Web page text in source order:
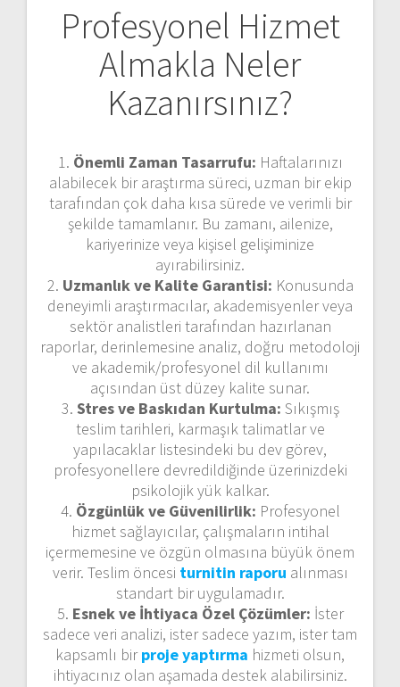
Profesyonel Hizmet
Almakla Neler
Kazanırsınız?
1. Önemli Zaman Tasarrufu: Haftalarınızı
alabilecek bir araştırma süreci, uzman bir ekip
tarafından çok daha kısa sürede ve verimli bir
şekilde tamamlanır. Bu zamanı, ailenize,
kariyerinize veya kişisel gelişiminize
ayırabilirsiniz.
2. Uzmanlık ve Kalite Garantisi: Konusunda
deneyimli araştırmacılar, akademisyenler veya
sektör analistleri tarafından hazırlanan
raporlar, derinlemesine analiz, doğru metodoloji
ve akademik/profesyonel dil kullanımı
açısından üst düzey kalite sunar.
3. Stres ve Baskıdan Kurtulma: Sıkışmış
teslim tarihleri, karmaşık talimatlar ve
yapılacaklar listesindeki bu dev görev,
profesyonellere devredildiğinde üzerinizdeki
psikolojik yük kalkar.
4. Özgünlük ve Güvenilirlik: Profesyonel
hizmet sağlayıcılar, çalışmaların intihal
içermemesine ve özgün olmasına büyük önem
verir. Teslim öncesi turnitin raporu alınması
standart bir uygulamadır.
5. Esnek ve İhtiyaca Özel Çözümler: İster
sadece veri analizi, ister sadece yazım, ister tam
kapsamlı birproje yaptırma hizmeti olsun,
ihtiyacınız olan aşamada destek alabilirsiniz.